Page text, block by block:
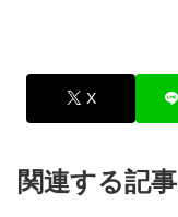
X
関連する記事